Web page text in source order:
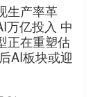
生产率革
万亿投入 中
正在重塑估
AI板块或迎